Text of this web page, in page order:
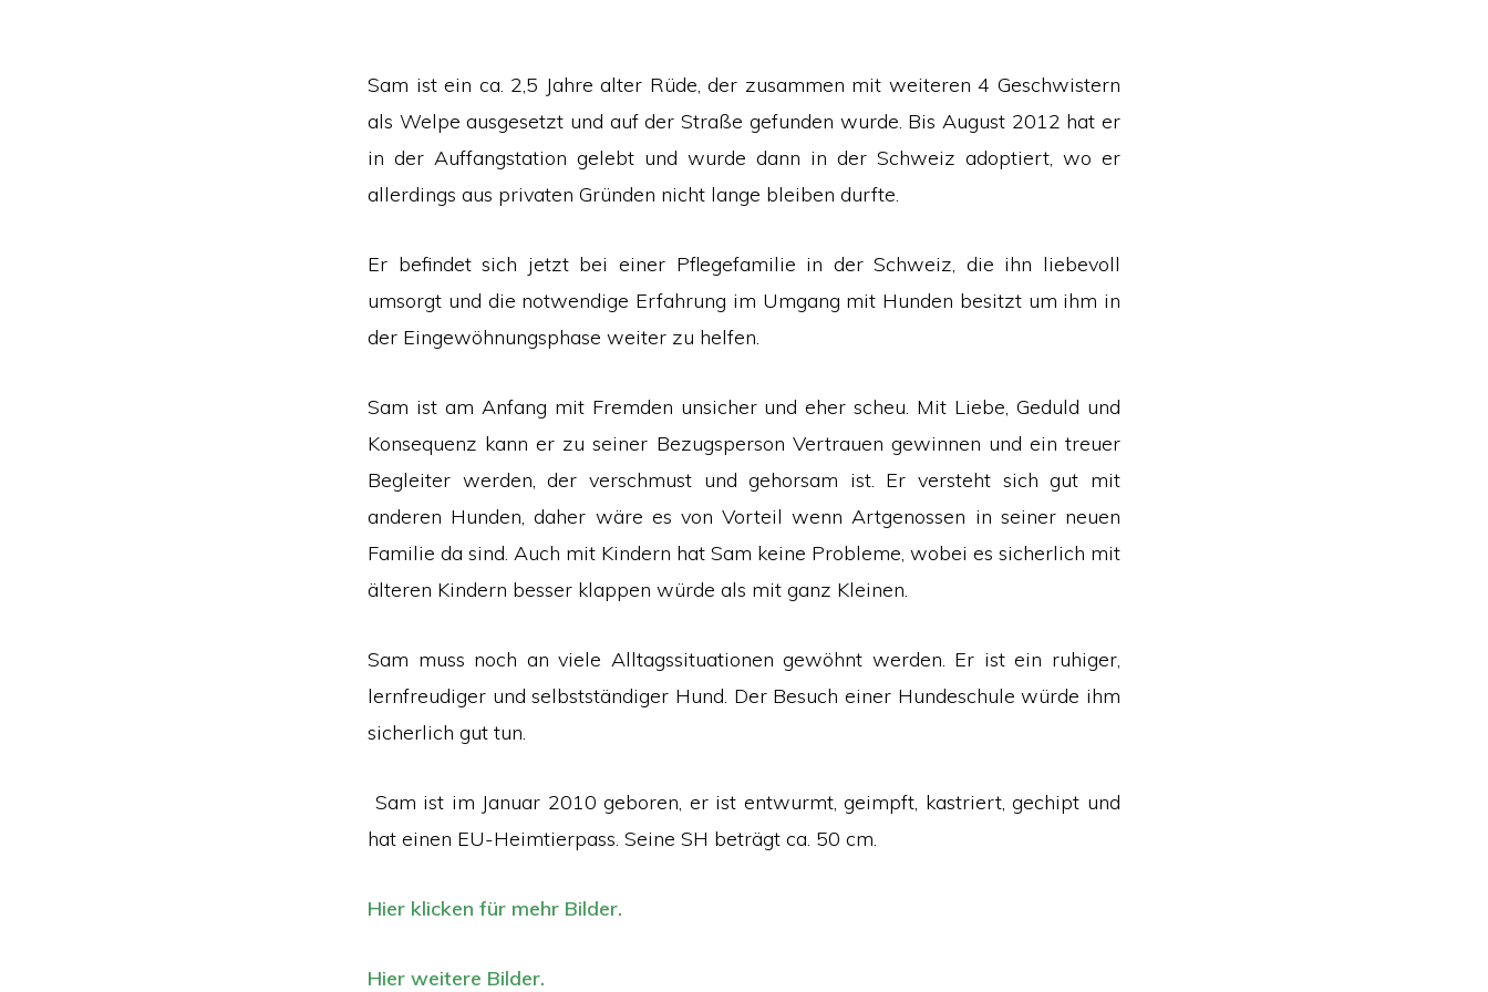
Sam ist ein ca. 2,5 Jahre alter Rüde, der zusammen mit weiteren 4 Geschwistern
als Welpe ausgesetzt und auf der Straße gefunden wurde. Bis August 2012 hat er
in der Auffangstation gelebt und wurde dann in der Schweiz adoptiert, wo er
allerdings aus privaten Gründen nicht lange bleiben durfte.
Er befindet sich jetzt bei einer Pflegefamilie in der Schweiz, die ihn liebevoll
umsorgt und die notwendige Erfahrung im Umgang mit Hunden besitzt um ihm in
der Eingewöhnungsphase weiter zu helfen.
Sam ist am Anfang mit Fremden unsicher und eher scheu. Mit Liebe, Geduld und
Konsequenz kann er zu seiner Bezugsperson Vertrauen gewinnen und ein treuer
Begleiter werden, der verschmust und gehorsam ist. Er versteht sich gut mit
anderen Hunden, daher wäre es von Vorteil wenn Artgenossen in seiner neuen
Familie da sind. Auch mit Kindern hat Sam keine Probleme, wobei es sicherlich mit
älteren Kindern besser klappen würde als mit ganz Kleinen.
Sam muss noch an viele Alltagssituationen gewöhnt werden. Er ist ein ruhiger,
lernfreudiger und selbstständiger Hund. Der Besuch einer Hundeschule würde ihm
sicherlich gut tun.
Sam ist im Januar 2010 geboren, er ist entwurmt, geimpft, kastriert, gechipt und
hat einen EU-Heimtierpass. Seine SH beträgt ca. 50 cm.
Hier klicken für mehr Bilder.
Hier weitere Bilder.